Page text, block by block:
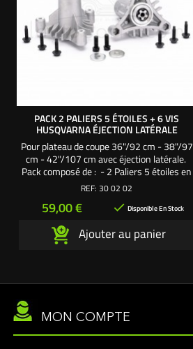
PACK 2 PALIERS 5 ÉTOILES + 6 VIS
HUSQVARNA ÉJECTION LATÉRALE
Pour plateau de coupe 36"/92 cm - 38"/97
cm - 42"/107 cm avec éjection latérale.
Pack composé de : - 2 Paliers 5 étoiles en
aluminium 3 fixations hauteur 180 mm. - 2
Vis de lame 32 mm. - 2 Rondelles larges. -
fixation palier sur carter de coupe. Une
REF: 30 02 02
Prix
59,00 €  Disponible En Stock
Ajouter au panier
MON COMPTE